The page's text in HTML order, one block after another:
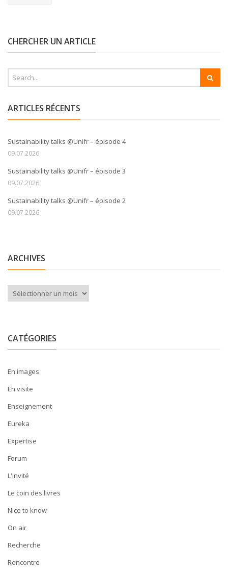
CHERCHER UN ARTICLE
ARTICLES RÉCENTS
Sustainability talks @Unifr – épisode 4
09.07.2026
Sustainability talks @Unifr – épisode 3
09.07.2026
Sustainability talks @Unifr – épisode 2
09.07.2026
ARCHIVES
Archives
CATÉGORIES
En images
En visite
Enseignement
Eureka
Expertise
Forum
L'invité
Le coin des livres
Nice to know
On air
Recherche
Rencontre